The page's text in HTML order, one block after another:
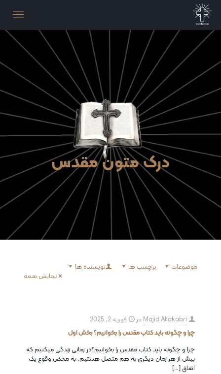
درک متون مقدس
موضوعات برچسب ها
نویسنده ها
نمایش همه
Majid Aliakabri در
فوریه 2, 2025
چرا و چگونه باید کتاب مقدس را بخوانیم؟ بخش اول
چرا و چگونه باید کتاب مقدس را بخوانیم؟در زمانی زندگی میکنیم که
بیش از هر زمان دیگری به هم متصل هستیم. به محض وقوع یک
اتفاق[…]